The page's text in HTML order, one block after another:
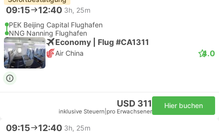
09:15 12:40 3h, 25m
PEK Beijing Capital Flughafen
NNG Nanning Flughafen
Economy | Flug #CA1311
Air China 4.0
USD 311
inklusive Steuern pro Erwachsener
Hier buchen
09:15 12:40 3h, 25m